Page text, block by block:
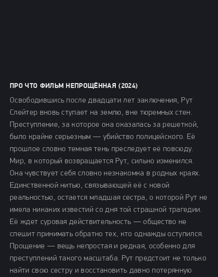
ПРО ЧТО ФИЛЬМ НЕПРОЩЁННАЯ (2024)
Освободившись после двадцати лет заключения, Рут
Слейтер вновь ступает на землю, вне тюремных стен.
Преступление, за которое она оказалась за решеткой,
было крайне серьезным — убийство полицейского. Её
прошлое словно темная тень преследует её повсюду.
Мир, в который возвращается Рут, сильно изменился.
Она чувствует себя словно незнакомка в родных краях.
Единственной нитью, связывающей её с новой
реальностью, остается младшая сестра, о которой Рут не
имела никаких известий со дня той страшной трагедии.
Её ждет суровая действительность — общество не
спешит принимать обратно тех, кто однажды оступился.
Прощение — вещь непростая и редкая, особенно для
преступлений такого масштаба. Рут предстоит не только
найти свою сестру и восстановить давно потерянную